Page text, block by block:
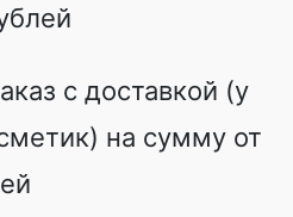
с доставкой (у
на сумму от